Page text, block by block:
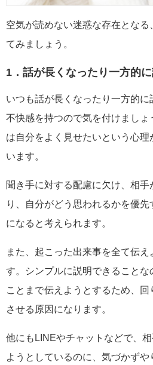
空気が読めない迷惑な存在とな
てみましょう。
1．話が長くなったり一方的
いつも話が長くなったり一方的
不快感を持つので気を付けましょ
は自分をよく見せたいという心
います。
聞き手に対する配慮に欠け、相手
り、自分がどう思われるかを優
になると考えられます。
また、起こった出来事を全て伝
す。シンプルに説明できること
ことまで伝えようとするため、
させる原因になります。
他にもLINEやチャットなどで、
ようとしているのに、気づかず